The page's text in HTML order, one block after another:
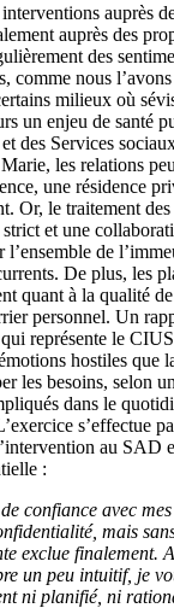
auprès
auprès des
des
comme nous
milieux où
un enjeu de santé
des Services
les relations
une résidence
Or, le traitement
et une
de
De plus, les
quant à la qualité
personnel. Un
représente le
hostiles que
les besoins, selon
dans le
s’effectue
au SAD
:
confiance avec
mais
exclue finalement.
un peu intuitif, je
ni planifié, ni